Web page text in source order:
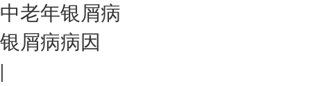
中老年银屑病
银屑病病因
|